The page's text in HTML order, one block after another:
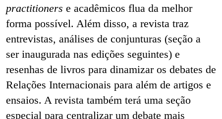
practitioners e acadêmicos flua da melhor
forma possível. Além disso, a revista traz
entrevistas, análises de conjunturas (seção a
ser inaugurada nas edições seguintes) e
resenhas de livros para dinamizar os debates de
Relações Internacionais para além de artigos e
ensaios. A revista também terá uma seção
especial para centralizar um debate mais